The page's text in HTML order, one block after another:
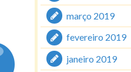
março 2019
fevereiro 2019
janeiro 2019